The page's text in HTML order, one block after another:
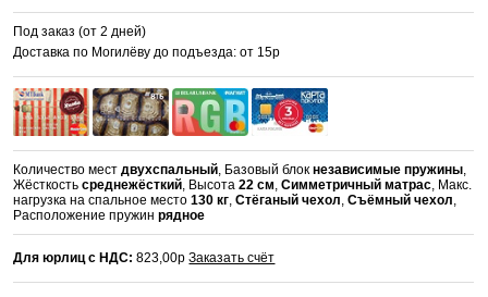
Под заказ (от 2 дней)
Доставка по Могилёву до подъезда: от 15р
Количество местдвухспальный, Базовый блокнезависимые пружины,
Жёсткостьсреднежёсткий, Высота22 см,Симметричный матрас, Макс.
нагрузка на спальное место130 кг,Стёганый чехол,Съёмный чехол,
Расположение пружинрядное
Для юрлиц с НДС: 823,00рЗаказать счёт